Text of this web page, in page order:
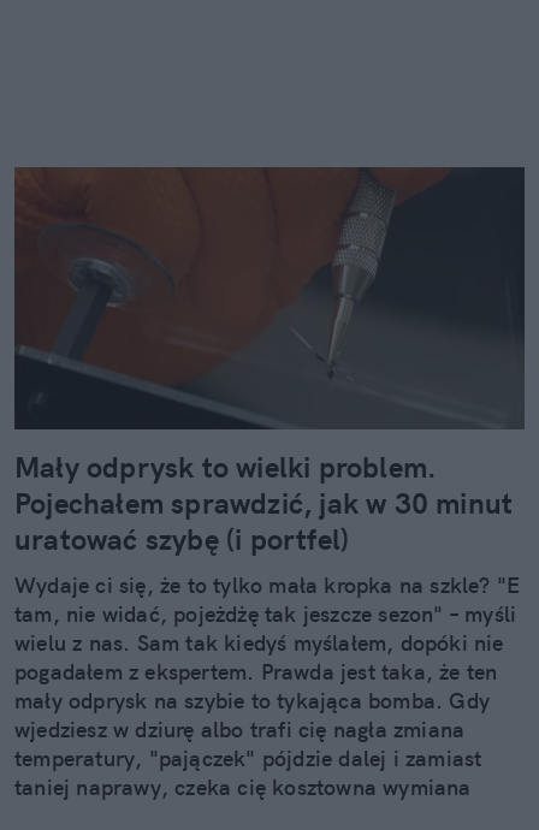
Mały odprysk to wielki problem.
Pojechałem sprawdzić, jak w 30 minut
uratować szybę (i portfel)
Wydaje ci się, że to tylko mała kropka na szkle? "E
tam, nie widać, pojeżdżę tak jeszcze sezon" – myśli
wielu z nas. Sam tak kiedyś myślałem, dopóki nie
pogadałem z ekspertem. Prawda jest taka, że ten
mały odprysk na szybie to tykająca bomba. Gdy
wjedziesz w dziurę albo trafi cię nagła zmiana
temperatury, "pajączek" pójdzie dalej i zamiast
taniej naprawy, czeka cię kosztowna wymiana